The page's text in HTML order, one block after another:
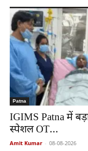
Patna
IGIMS Patna में
स्पेशल OT...
Amit Kumar - 08-08-2026